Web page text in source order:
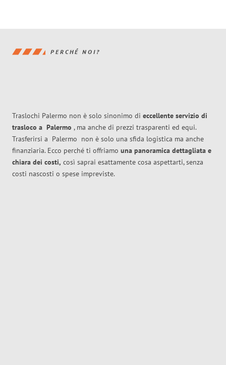
PERCHÉ NOI?
Traslochi Palermo non è solo sinonimo di eccellente servizio di
trasloco a Palermo , ma anche di prezzi trasparenti ed equi.
Trasferirsi a Palermo non è solo una sfida logistica ma anche
finanziaria. Ecco perché ti offriamo una panoramica dettagliata e
chiara dei costi, così saprai esattamente cosa aspettarti, senza
costi nascosti o spese impreviste.